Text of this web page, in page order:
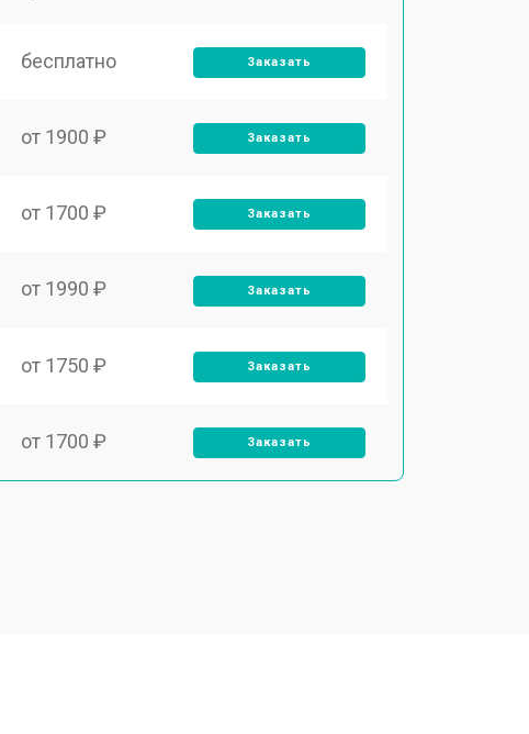
бесплатно Заказать
от 1900 ₽ Заказать
от 1700 ₽ Заказать
от 1990 ₽ Заказать
от 1750 ₽ Заказать
от 1700 ₽ Заказать